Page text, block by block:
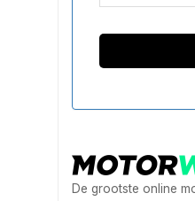
De grootste online